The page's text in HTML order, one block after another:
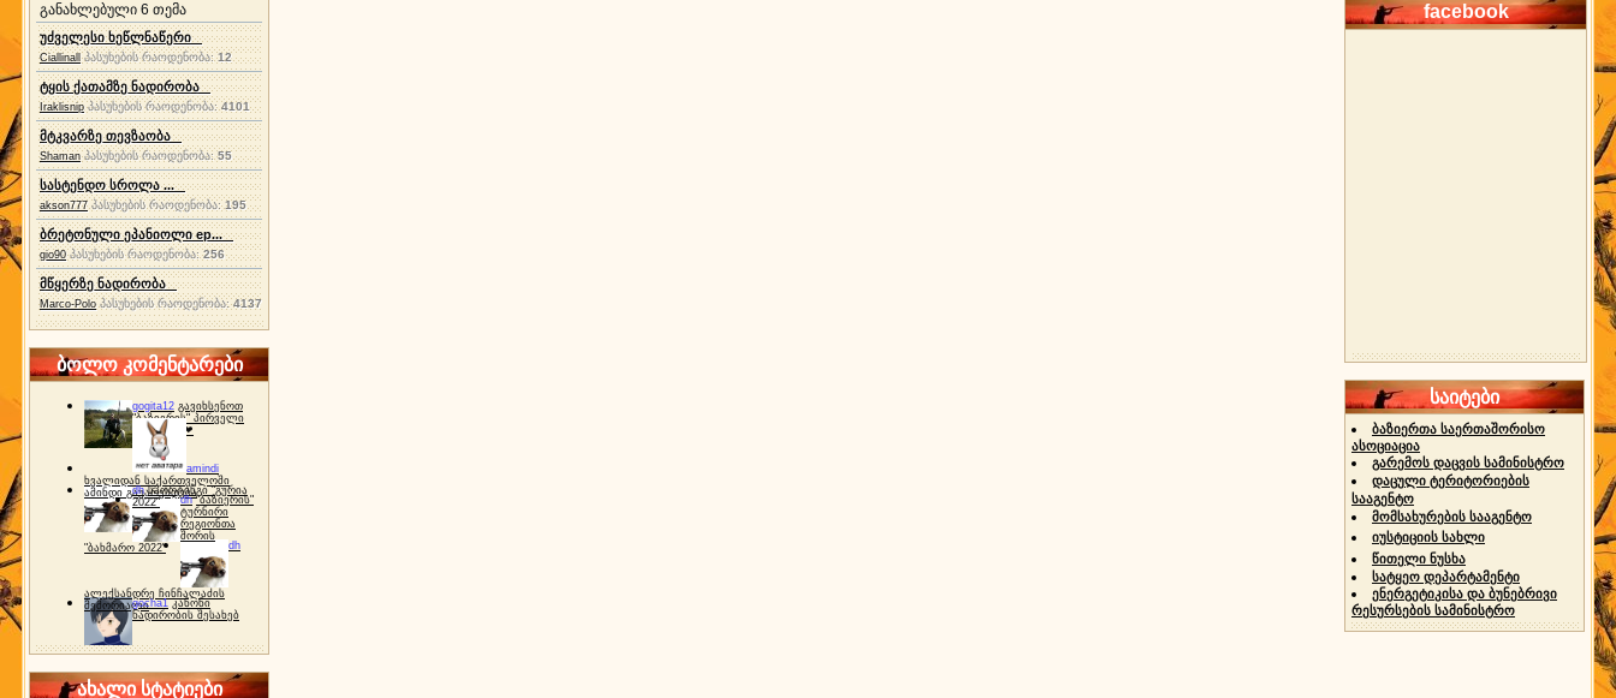
განახლებული 6 თემა
უძველესი ხეწლნაწერი
Ciallinall პასუხების რაოდენობა:12
ტყის ქათამზე ნადირობა
Iraklisnip პასუხების რაოდენობა: 4101
მტკვარზე თევზაობა
Shaman პასუხების რაოდენობა:55
სასტენდო სროლა ...
akson777 პასუხების რაოდენობა:195
ბრეტონული ეპანიოლი ep...
gio90 პასუხების რაოდენობა:256
მწყერზე ნადირობა
Marco-Polo პასუხების რაოდენობა:4137
ბოლო კომენტარები
gogita12 გავიხსენოთ
"ბაზიერის" პირველი
ტურნირი ❤
amindi
ხვალიდან საქართველოში
ამინდი გაუარესდება
dh სპორტინგი "გურია
2022"
dh "ბაზიერის"
ტურნირი
რეგიონთა
შორის
"ბახმარო 2022"
dh
ალექსანდრე ჩინჩალაძის
მემორიალიgocha1 კანონი
ნადირობის შესახებ
ახალი სტატიები
facebook
საიტები
ბაზიერთა საერთაშორისო
ასოციაცია
გარემოს დაცვის სამინისტრო
დაცული ტერიტორიების
სააგენტო
მომსახურების სააგენტო
იუსტიციის სახლი
წითელი ნუსხა
სატყეო დეპარტამენტი
ენერგეტიკისა და ბუნებრივი
რესურსების სამინისტრო